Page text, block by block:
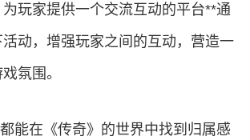
玩家提供一个交流互动的平台**通
动，增强玩家之间的互动，营造一
氛围。
能在《传奇》的世界中找到归属感